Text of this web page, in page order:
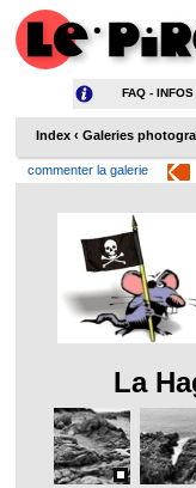
FAQ - INFOS
Index ‹ Galeries
commenter la galerie
La